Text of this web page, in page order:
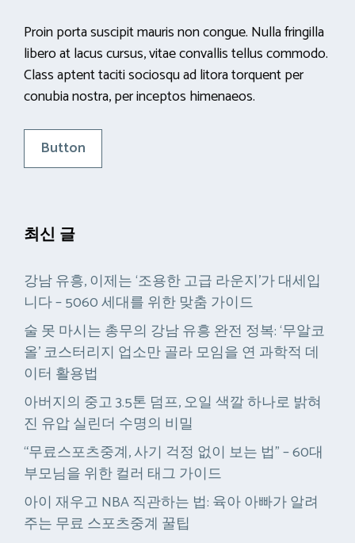
Proin porta suscipit mauris non congue. Nulla fringilla
libero at lacus cursus, vitae convallis tellus commodo.
Class aptent taciti sociosqu ad litora torquent per
conubia nostra, per inceptos himenaeos.
Button
최신 글
강남 유흥, 이제는 ‘조용한 고급 라운지’가 대세입
니다 – 5060 세대를 위한 맞춤 가이드
술 못 마시는 총무의 강남 유흥 완전 정복: ‘무알코
올’ 코스터리지 업소만 골라 모임을 연 과학적 데
이터 활용법
아버지의 중고 3.5톤 덤프, 오일 색깔 하나로 밝혀
진 유압 실린더 수명의 비밀
“무료스포츠중계, 사기 걱정 없이 보는 법” – 60대
부모님을 위한 컬러 태그 가이드
아이 재우고 NBA 직관하는 법: 육아 아빠가 알려
주는 무료 스포츠중계 꿀팁